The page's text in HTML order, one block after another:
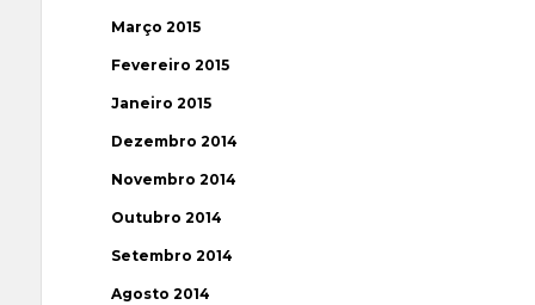
Março 2015
Fevereiro 2015
Janeiro 2015
Dezembro 2014
Novembro 2014
Outubro 2014
Setembro 2014
Agosto 2014